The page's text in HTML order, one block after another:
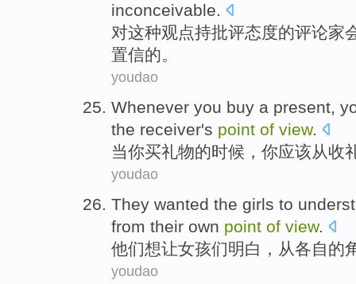
inconceivable.
对这种观点持批评态度的评论家
置信的。
youdao
Whenever you buy a present,
the receiver's point of view.
当你买礼物的时候，你应该从收
youdao
They wanted the girls to
from their own point of view.
他们想让女孩们明白 ， 从各自的
youdao